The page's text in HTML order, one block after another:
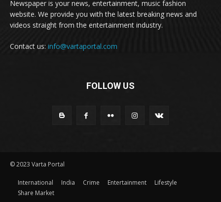
Newspaper is your news, entertainment, music fashion
website. We provide you with the latest breaking news and
videos straight from the entertainment industry.
Contact us: info@vartaportal.com
FOLLOW US
© 2023 Varta Portal
International India Crime Entertainment
Lifestyle
Share Market